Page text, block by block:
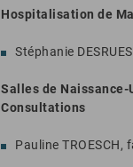
Hospitalisation de
Stéphanie
Salles de
Consultations
Pauline